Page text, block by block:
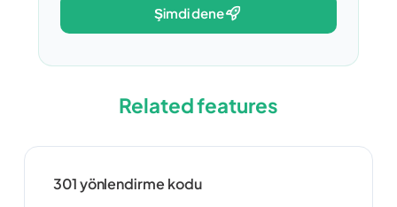
şimdi dene
Related features
301 yönlendirme kodu